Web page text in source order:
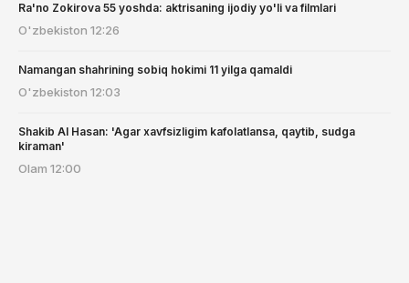
Ra'no Zokirova 55 yoshda: aktrisaning ijodiy yo'li va filmlari
O'zbekiston 12:26
Namangan shahrining sobiq hokimi 11 yilga qamaldi
O'zbekiston 12:03
Shakib Al Hasan: 'Agar xavfsizligim kafolatlansa, qaytib, sudga
kiraman'
Olam 12:00